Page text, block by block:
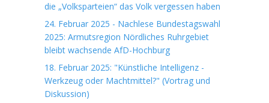
die „Volksparteien“ das Volk vergessen haben
24. Februar 2025 - Nachlese Bundestagswahl
2025: Armutsregion Nördliches Ruhrgebiet
bleibt wachsende AfD-Hochburg
18. Februar 2025: "Künstliche Intelligenz -
Werkzeug oder Machtmittel?" (Vortrag und
Diskussion)